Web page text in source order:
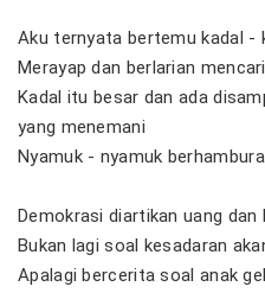
Aku ternyata bertemu kadal -
Merayap dan berlarian
Kadal itu besar dan ada
yang menemani
Nyamuk - nyamuk
Demokrasi diartikan uang dan
Bukan lagi soal kesadaran
Apalagi bercerita soal anak